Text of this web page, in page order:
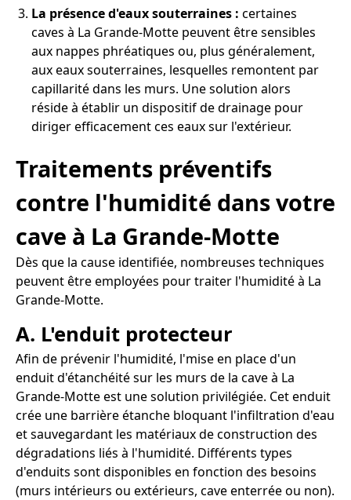
La présence d'eaux souterraines : certaines
caves à La Grande-Motte peuvent être sensibles
aux nappes phréatiques ou, plus généralement,
aux eaux souterraines, lesquelles remontent par
capillarité dans les murs. Une solution alors
réside à établir un dispositif de drainage pour
diriger efficacement ces eaux sur l'extérieur.
Traitements préventifs
contre l'humidité dans votre
cave à La Grande-Motte
Dès que la cause identifiée, nombreuses techniques
peuvent être employées pour traiter l'humidité à La
Grande-Motte.
A. L'enduit protecteur
Afin de prévenir l'humidité, l'mise en place d'un
enduit d'étanchéité sur les murs de la cave à La
Grande-Motte est une solution privilégiée. Cet enduit
crée une barrière étanche bloquant l'infiltration d'eau
et sauvegardant les matériaux de construction des
dégradations liés à l'humidité. Différents types
d'enduits sont disponibles en fonction des besoins
(murs intérieurs ou extérieurs, cave enterrée ou non).